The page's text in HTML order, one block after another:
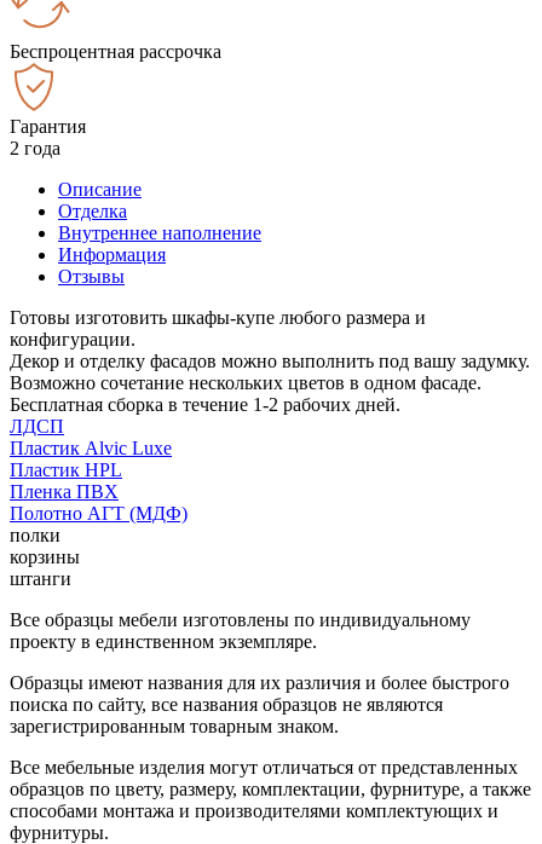
Беспроцентная рассрочка
Гарантия
2 года
Описание
Отделка
Внутреннее наполнение
Информация
Отзывы
Готовы изготовить шкафы-купе любого размера и
конфигурации.
Декор и отделку фасадов можно выполнить под вашу задумку.
Возможно сочетание нескольких цветов в одном фасаде.
Бесплатная сборка в течение 1-2 рабочих дней.
ЛДСП
Пластик Alvic Luxe
Пластик HPL
Пленка ПВХ
Полотно АГТ (МДФ)
полки
корзины
штанги
Все образцы мебели изготовлены по индивидуальному
проекту в единственном экземпляре.
Образцы имеют названия для их различия и более быстрого
поиска по сайту, все названия образцов не являются
зарегистрированным товарным знаком.
Все мебельные изделия могут отличаться от представленных
образцов по цвету, размеру, комплектации, фурнитуре, а также
способами монтажа и производителями комплектующих и
фурнитуры.